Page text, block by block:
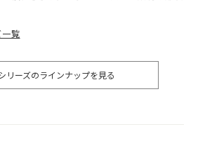
覧
リーズのラインナップを見る